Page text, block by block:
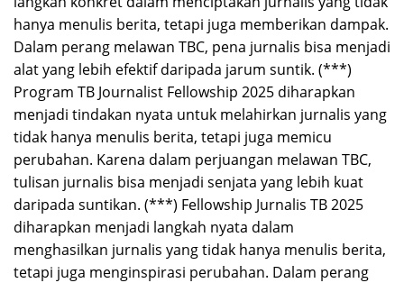
hanya menulis berita, tetapi juga memberikan dampak.
Dalam perang melawan TBC, pena jurnalis bisa menjadi
alat yang lebih efektif daripada jarum suntik. (***)
Program TB Journalist Fellowship 2025 diharapkan
menjadi tindakan nyata untuk melahirkan jurnalis yang
tidak hanya menulis berita, tetapi juga memicu
perubahan. Karena dalam perjuangan melawan TBC,
tulisan jurnalis bisa menjadi senjata yang lebih kuat
daripada suntikan. (***) Fellowship Jurnalis TB 2025
diharapkan menjadi langkah nyata dalam
menghasilkan jurnalis yang tidak hanya menulis berita,
tetapi juga menginspirasi perubahan. Dalam perang